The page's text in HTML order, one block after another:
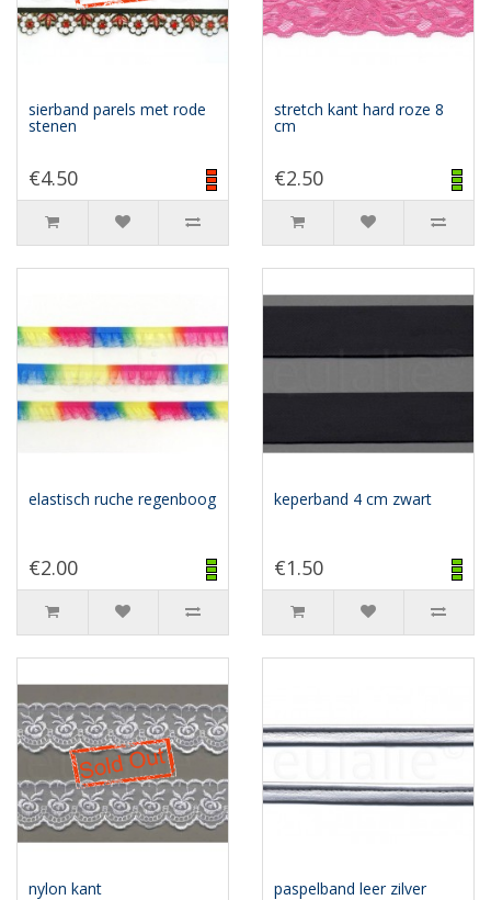
sierband parels met rode
stenen
€4.50
stretch kant hard roze 8
cm
€2.50
elastisch ruche regenboog
€2.00
keperband 4 cm zwart
€1.50
nylon kant paspelband leer zilver